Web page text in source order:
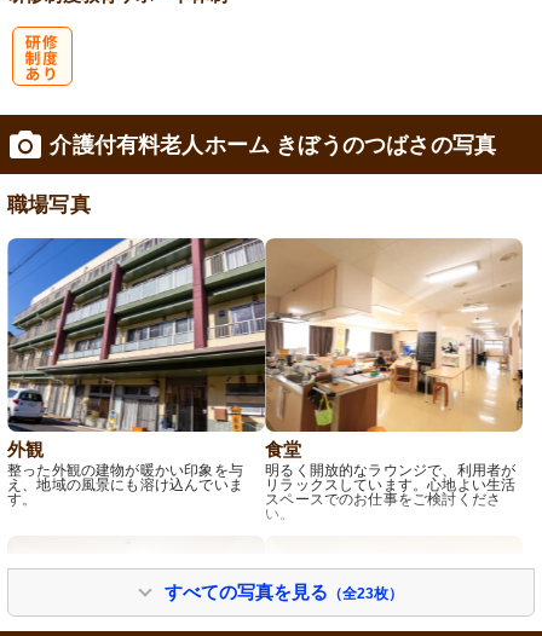
介護付有料老人ホーム きぼうのつばさの写真
職場写真
外観
整った外観の建物が暖かい印象を与
え、地域の風景にも溶け込んでいま
す。
食堂
明るく開放的なラウンジで、利用者が
リラックスしています。心地よい生活
スペースでのお仕事をご検討くださ
い。
すべての写真を見る （全23枚）